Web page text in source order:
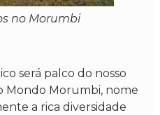
no Morumbi
será palco do nosso
Mondo Morumbi, nome
a rica diversidade